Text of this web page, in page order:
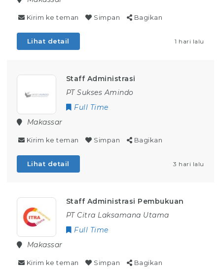
Kirim ke teman Simpan Bagikan
Lihat detail 1 hari lalu
Staff Administrasi
PT Sukses Amindo
Full Time
Makassar
Kirim ke teman Simpan Bagikan
Lihat detail 3 hari lalu
Staff Administrasi Pembukuan
PT Citra Laksamana Utama
Full Time
Makassar
Kirim ke teman Simpan Bagikan